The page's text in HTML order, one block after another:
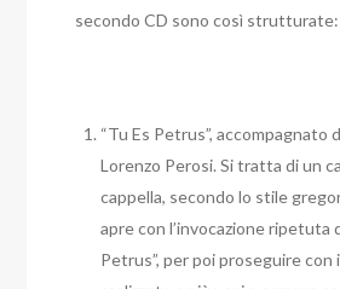
secondo CD sono così strutturate:
“Tu Es Petrus”, accompagnato
Lorenzo Perosi. Si tratta di un
cappella, secondo lo stile
apre con l’invocazione ripetuta
Petrus”, per poi proseguire con